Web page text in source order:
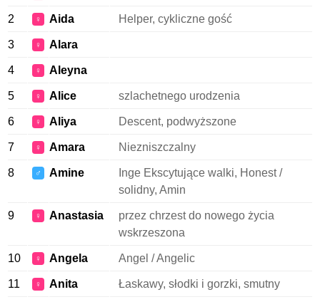
2 ♀ Aida Helper, cykliczne gość
3 ♀ Alara
4 ♀ Aleyna
5 ♀ Alice szlachetnego urodzenia
6 ♀ Aliya Descent, podwyższone
7 ♀ Amara Niezniszczalny
8 ♂ Amine
Inge Ekscytujące walki, Honest /
solidny, Amin
9 ♀ Anastasia
przez chrzest do nowego życia
wskrzeszona
10 ♀ Angela Angel / Angelic
11 ♀ Anita Łaskawy, słodki i gorzki, smutny